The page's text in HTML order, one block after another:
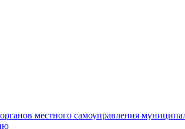
местного самоуправления